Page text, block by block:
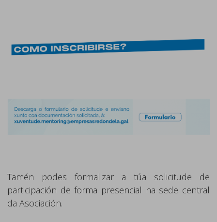
Tamén podes formalizar a túa solicitude de
participación de forma presencial na sede central
da Asociación.